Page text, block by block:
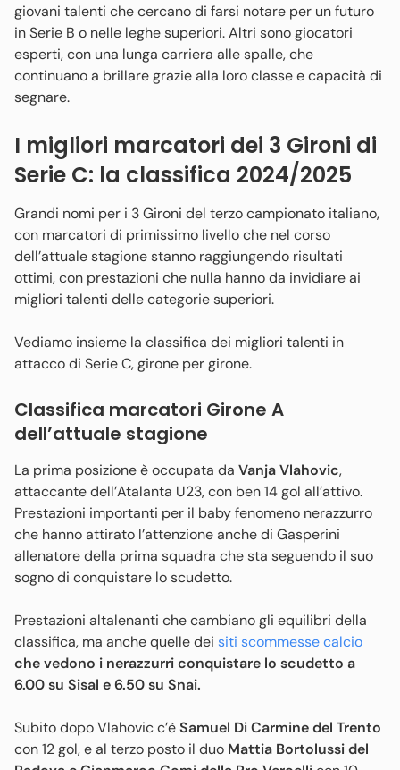
giovani talenti che cercano di farsi notare per un futuro
in Serie B o nelle leghe superiori. Altri sono giocatori
esperti, con una lunga carriera alle spalle, che
continuano a brillare grazie alla loro classe e capacità di
segnare.
I migliori marcatori dei 3 Gironi di
Serie C: la classifica 2024/2025
Grandi nomi per i 3 Gironi del terzo campionato italiano,
con marcatori di primissimo livello che nel corso
dell’attuale stagione stanno raggiungendo risultati
ottimi, con prestazioni che nulla hanno da invidiare ai
migliori talenti delle categorie superiori.
Vediamo insieme la classifica dei migliori talenti in
attacco di Serie C, girone per girone.
Classifica marcatori Girone A
dell’attuale stagione
La prima posizione è occupata da Vanja Vlahovic,
attaccante dell’Atalanta U23, con ben 14 gol all’attivo.
Prestazioni importanti per il baby fenomeno nerazzurro
che hanno attirato l’attenzione anche di Gasperini
allenatore della prima squadra che sta seguendo il suo
sogno di conquistare lo scudetto.
Prestazioni altalenanti che cambiano gli equilibri della
classifica, ma anche quelle dei siti scommesse calcio
che vedono i nerazzurri conquistare lo scudetto a
6.00 su Sisal e 6.50 su Snai.
Subito dopo Vlahovic c’èSamuel Di Carmine del Trento
con 12 gol, e al terzo posto il duo Mattia Bortolussi del